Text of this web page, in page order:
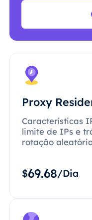
Proxy
Características
limite de IPs e
rotação
$69.68/Dia